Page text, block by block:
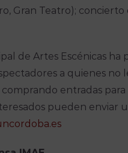
Gran Teatro);
de Artes Escénicas
a quienes
entradas
pueden enviar